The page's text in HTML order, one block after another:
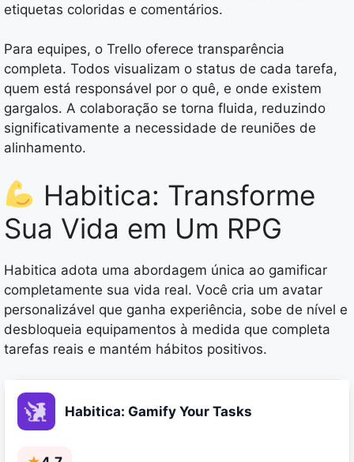
etiquetas coloridas e comentários.
Para equipes, o Trello oferece transparência
completa. Todos visualizam o status de cada tarefa,
quem está responsável por o quê, e onde existem
gargalos. A colaboração se torna fluida, reduzindo
significativamente a necessidade de reuniões de
alinhamento.
Habitica: Transforme
Sua Vida em Um RPG
Habitica adota uma abordagem única ao gamificar
completamente sua vida real. Você cria um avatar
personalizável que ganha experiência, sobe de nível e
desbloqueia equipamentos à medida que completa
tarefas reais e mantém hábitos positivos.
Habitica: Gamify Your Tasks